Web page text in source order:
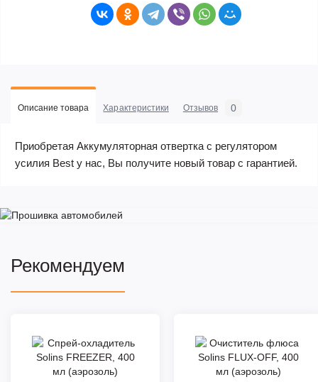
Описание товара Характеристики Отзывов 0
Приобретая Аккумуляторная отвертка с регулятором
усилия Best у нас, Вы получите новый товар с гарантией.
Рекомендуем